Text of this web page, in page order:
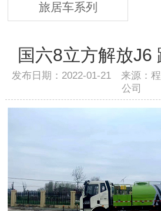
旅居车系列
国六8立方解放J6
发布日期：2022-01-21 来源：
公司